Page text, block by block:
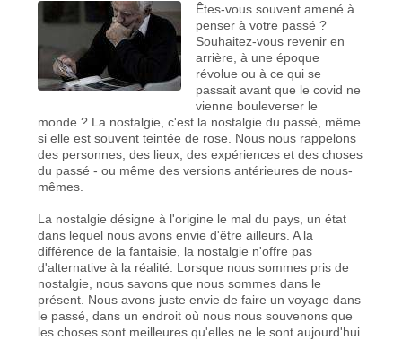
Êtes-vous souvent amené à
penser à votre passé ?
Souhaitez-vous revenir en
arrière, à une époque
révolue ou à ce qui se
passait avant que le covid ne
vienne bouleverser le
monde ? La nostalgie, c'est la nostalgie du passé, même
si elle est souvent teintée de rose. Nous nous rappelons
des personnes, des lieux, des expériences et des choses
du passé - ou même des versions antérieures de nous-
mêmes.
La nostalgie désigne à l'origine le mal du pays, un état
dans lequel nous avons envie d'être ailleurs. A la
différence de la fantaisie, la nostalgie n'offre pas
d'alternative à la réalité. Lorsque nous sommes pris de
nostalgie, nous savons que nous sommes dans le
présent. Nous avons juste envie de faire un voyage dans
le passé, dans un endroit où nous nous souvenons que
les choses sont meilleures qu'elles ne le sont aujourd'hui.